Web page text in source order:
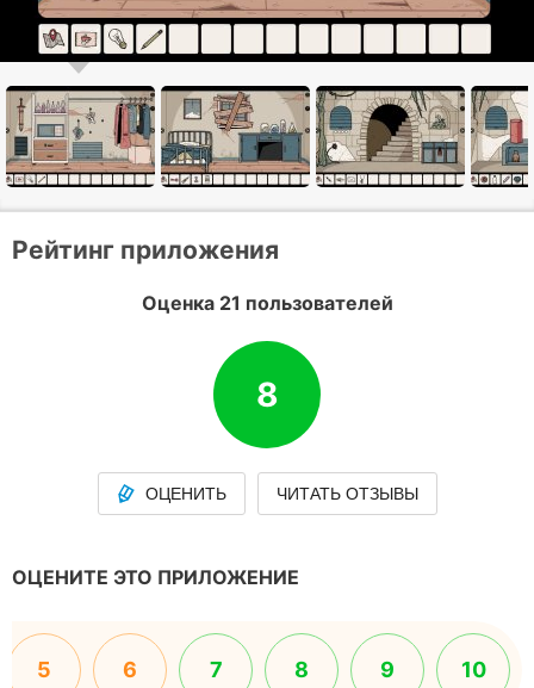
Рейтинг приложения
Оценка 21 пользователей
8
ОЦЕНИТЬ ЧИТАТЬ ОТЗЫВЫ
ОЦЕНИТЕ ЭТО ПРИЛОЖЕНИЕ
5 6 7 8 9 10